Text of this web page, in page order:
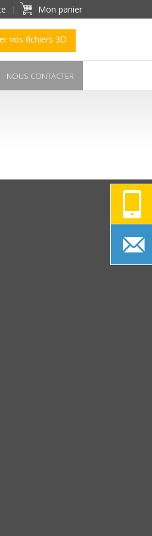
Mon panier
vos fichiers 3D
NOUS CONTACTER